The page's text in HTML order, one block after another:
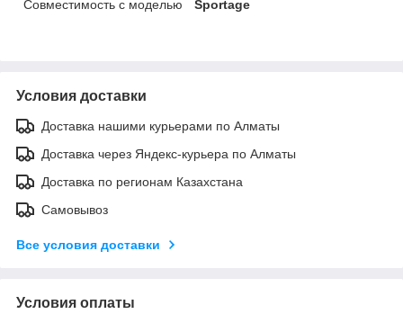
Совместимость с моделью
Sportage
Условия доставки
Доставка нашими курьерами по Алматы
Доставка через Яндекс-курьера по Алматы
Доставка по регионам Казахстана
Самовывоз
Все условия доставки
Условия оплаты